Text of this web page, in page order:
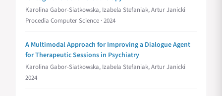
Karolina Gabor-Siatkowska, Izabela Stefaniak, Artur Janicki
Procedia Computer Science · 2024
A Multimodal Approach for Improving a Dialogue Agent
for Therapeutic Sessions in Psychiatry
Karolina Gabor-Siatkowska, Izabela Stefaniak, Artur Janicki
2024